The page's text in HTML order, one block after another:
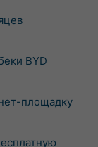
BYD
площадку